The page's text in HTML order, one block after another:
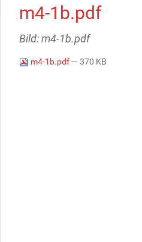
m4-1b.pdf
Bild: m4-1b.pdf
m4-1b.pdf— 370 KB